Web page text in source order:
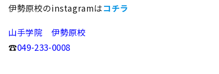
伊勢原校のinstagramはコチラ
山手学院 伊勢原校
☎049-233-0008